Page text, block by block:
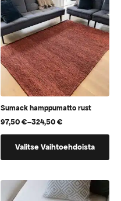
Sumack hamppumatto rust
97,50€–324,50€
Hintaluokka:
97,50 €
Valitse Vaihtoehdoista
useampi
muunnelma.